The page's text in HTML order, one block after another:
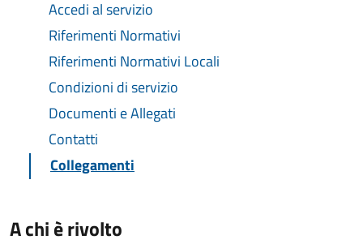
Accedi al servizio
Riferimenti Normativi
Riferimenti Normativi Locali
Condizioni di servizio
Documenti e Allegati
Contatti
Collegamenti
A chi è rivolto